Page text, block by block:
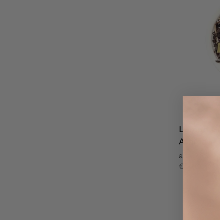
Lemon
Aroma
ab €2,80
€56,00 / kg